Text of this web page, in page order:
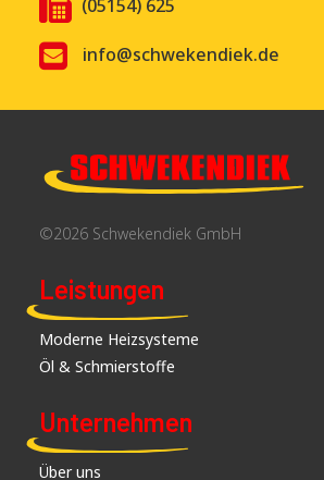
(05154) 625
info@schwekendiek.de
©2026 Schwekendiek GmbH
Leistungen
Moderne Heizsysteme
Öl & Schmierstoffe
Unternehmen
Über uns